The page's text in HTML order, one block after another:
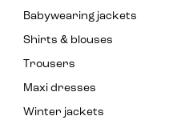
Babywearing jackets
Shirts & blouses
Trousers
Maxi dresses
Winter jackets